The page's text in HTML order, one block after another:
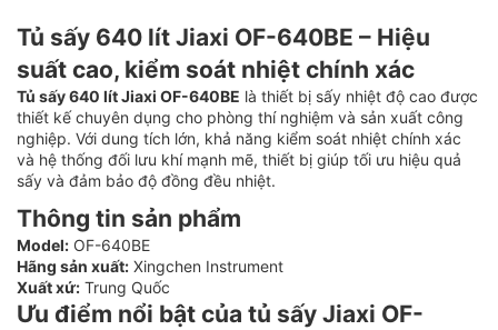
Tủ sấy 640 lít Jiaxi OF-640BE – Hiệu
suất cao, kiểm soát nhiệt chính xác
Tủ sấy 640 lít Jiaxi OF-640BE là thiết bị sấy nhiệt độ cao được
thiết kế chuyên dụng cho phòng thí nghiệm và sản xuất công
nghiệp. Với dung tích lớn, khả năng kiểm soát nhiệt chính xác
và hệ thống đối lưu khí mạnh mẽ, thiết bị giúp tối ưu hiệu quả
sấy và đảm bảo độ đồng đều nhiệt.
Thông tin sản phẩm
Model: OF-640BE
Hãng sản xuất: Xingchen Instrument
Xuất xứ: Trung Quốc
Ưu điểm nổi bật của tủ sấy Jiaxi OF-